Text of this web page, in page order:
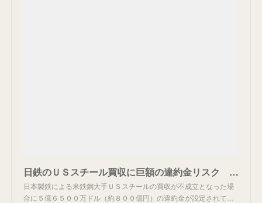
日鉄のＵＳスチール買収に巨額の違約金リスク 政治的逆風は「想定内」森副社長
日本製鉄による米鉄鋼大手ＵＳスチールの買収が不成立となった場
合に５億６５００万ドル（約８００億円）の違約金が設定されて…